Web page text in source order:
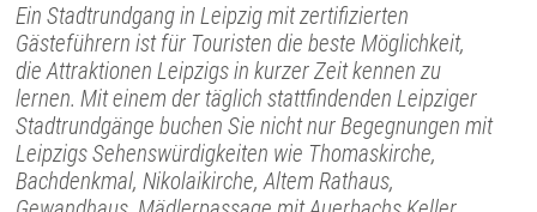
Ein Stadtrundgang in Leipzig mit zertifizierten
Gästeführern ist für Touristen die beste Möglichkeit,
die Attraktionen Leipzigs in kurzer Zeit kennen zu
lernen. Mit einem der täglich stattfindenden Leipziger
Stadtrundgänge buchen Sie nicht nur Begegnungen mit
Leipzigs Sehenswürdigkeiten wie Thomaskirche,
Bachdenkmal, Nikolaikirche, Altem Rathaus,